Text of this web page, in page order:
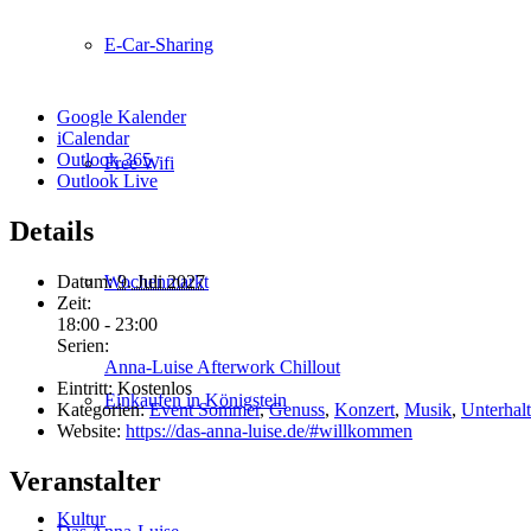
E-Car-Sharing
Free Wifi
Wochenmarkt
Einkaufen in Königstein
Kultur
Google Kalender
iCalendar
Outlook 365
Outlook Live
Details
Datum: 9. Juli 2027
Zeit:
18:00 - 23:00
Serien:
Anna-Luise Afterwork Chillout
Eintritt: Kostenlos
Kategorien: Event Sommer,Genuss, Konzert, Musik,
Website: https://das-anna-luise.de/#willkommen
Veranstalter